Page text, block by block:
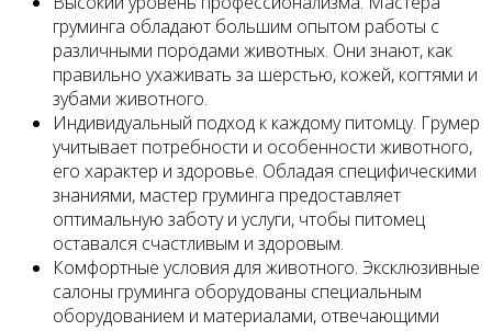
груминга обладают большим опытом работы с
различными породами животных. Они знают, как
правильно ухаживать за шерстью, кожей, когтями и
зубами животного.
Индивидуальный подход к каждому питомцу. Грумер
учитывает потребности и особенности животного,
его характер и здоровье. Обладая специфическими
знаниями, мастер груминга предоставляет
оптимальную заботу и услуги, чтобы питомец
оставался счастливым и здоровым.
Комфортные условия для животного. Эксклюзивные
салоны груминга оборудованы специальным
оборудованием и материалами, отвечающими